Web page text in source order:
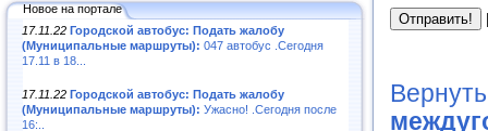
Новое на портале
17.11.22 Городской автобус: Подать жалобу
(Муниципальные маршруты): 047 автобус .Сегодня
17.11 в 18...
17.11.22 Городской автобус: Подать жалобу
(Муниципальные маршруты): Ужасно! .Сегодня после
16:..